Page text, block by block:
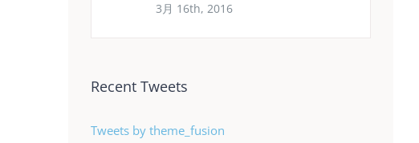
3月 16th, 2016
Recent Tweets
Tweets by theme_fusion